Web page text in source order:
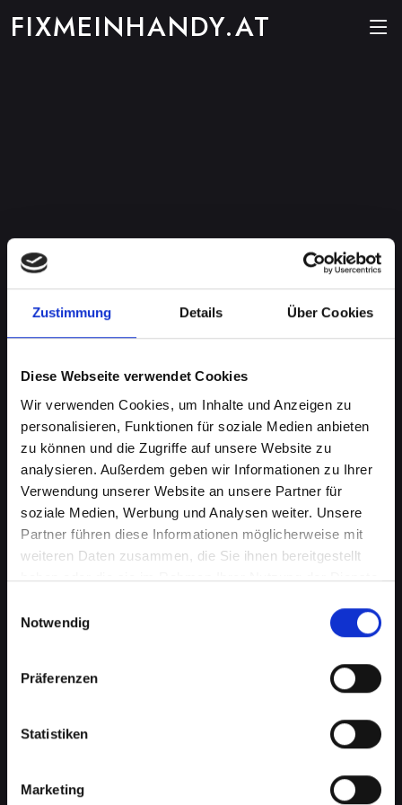
Zustimmung Details Über Cookies
Diese Webseite verwendet Cookies
Wir verwenden Cookies, um Inhalte und Anzeigen zu
personalisieren, Funktionen für soziale Medien anbieten
zu können und die Zugriffe auf unsere Website zu
analysieren. Außerdem geben wir Informationen zu Ihrer
Verwendung unserer Website an unsere Partner für
soziale Medien, Werbung und Analysen weiter. Unsere
Partner führen diese Informationen möglicherweise mit
weiteren Daten zusammen, die Sie ihnen bereitgestellt
haben oder die sie im Rahmen Ihrer Nutzung der Dienste
Notwendig
Präferenzen
Statistiken
Marketing
FIXMEINHANDY.AT
Mikrofondefekt bei Ihrem
IPHONE-XS-MAX in Absam?
Lassen Sie es jetzt reparieren
Ein defektes Mikrofon kann Ihre Fähigkeit, an
Telefongesprächen teilzunehmen, erheblich
beeinträchtigen. Dies kann besonders störend
sein, wenn Sie auf Ihr IPHONE-XS-MAX für